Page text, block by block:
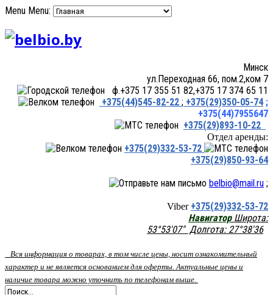
Menu Menu:
Минск
ул.Переходная 66, пом.2,ком 7
ф.+375 17 355 51 82,+375 17 374 65 11
+375(44)545-82-22 ; +375(29)350-05-74 ;
+375(44)7955647
+375(29)893-10-22
Отдел аренды:
+375(29)332-53-72
+375(29)850-93-64
belbio@mail.ru ;
Viber +375(29)332-53-72
НавигаторШирота:
53°53'07" Долгота: 27°38'36
Вся информация о товарах, в том числе цены, носит ознакомительный
характер и не является основанием для оферты. Актуальные цены и
наличие товара можно уточнить по телефонам выше.